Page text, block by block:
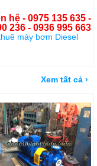
hệ - 0975 135 635 -
236 - 0936 995 663
máy bơm Diesel
Xem tất cả ›